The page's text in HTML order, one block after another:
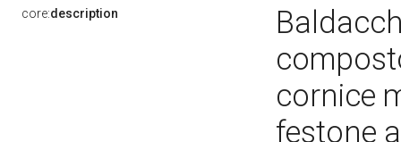
core:description
cornice
festone